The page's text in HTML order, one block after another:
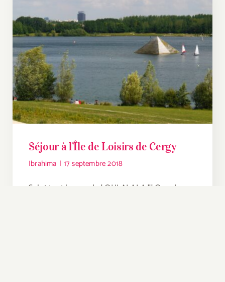
Séjour à l’Île de Loisirs de Cergy
Ibrahima | 17 septembre 2018
Salut tout le monde ! OHLALALA !!! Que de